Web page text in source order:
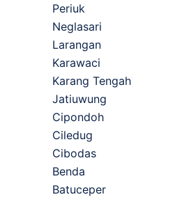
Periuk
Neglasari
Larangan
Karawaci
Karang Tengah
Jatiuwung
Cipondoh
Ciledug
Cibodas
Benda
Batuceper